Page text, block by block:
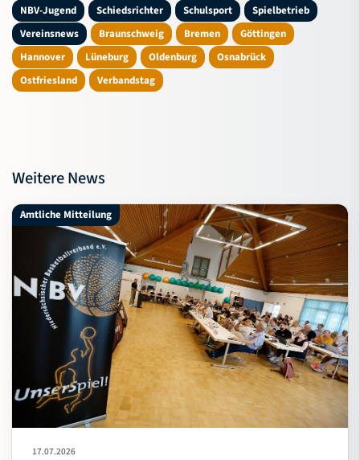
NBV-Jugend Schiedsrichter Schulsport
Spielbetrieb
Vereinsnews
Braunschweig Bremen
Göttingen
Hannover
Lüneburg Oldenburg
Osnabrück
Ostfriesland
Verbandstag
Weitere News
Amtliche Mitteilung
17.07.2026